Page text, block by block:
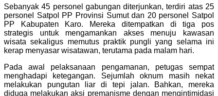
Sebanyak 45 personel gabungan diterjunkan, terdiri atas 25
personel Satpol PP Provinsi Sumut dan 20 personel Satpol
PP Kabupaten Karo. Mereka ditempatkan di tiga pos
strategis untuk mengamankan akses menuju kawasan
wisata sekaligus memutus praktik pungli yang selama ini
kerap menyasar wisatawan, terutama pada malam hari.
Pada awal pelaksanaan pengamanan, petugas sempat
menghadapi ketegangan. Sejumlah oknum masih nekat
melakukan pungutan liar di tepi jalan. Bahkan, mereka
diduga melakukan aksi premanisme dengan mengintimidasi